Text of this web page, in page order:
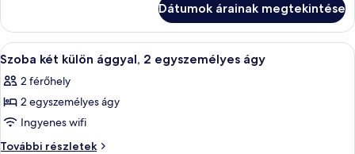
kétszemélyes
ággyal,
1
kétszemélyes
ágy
1
kétszemélyes
ágy
részletei
Dátumok árainak megtekintése
A
következő
szoba
összes
képének
megtekintése:
Egy szállodai szoba két ággyal,
6
Szoba két külön ággyal, 2 egyszemélyes ágy
2 férőhely
2 egyszemélyes ágy
Ingyenes wifi
További részletek
Szoba